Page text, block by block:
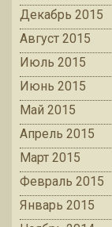
Декабрь 2015
Август 2015
Июль 2015
Июнь 2015
Май 2015
Апрель 2015
Март 2015
Февраль 2015
Январь 2015